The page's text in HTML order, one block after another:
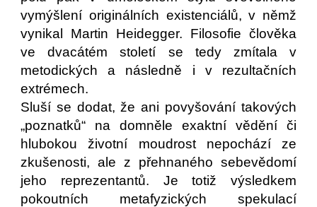
vymýšlení originálních existenciálů, v němž
vynikal Martin Heidegger. Filosofie člověka
ve dvacátém století se tedy zmítala v
metodických a následně i v rezultačních
extrémech.
Sluší se dodat, že ani povyšování takových
„poznatků“ na domněle exaktní vědění či
hlubokou životní moudrost nepochází ze
zkušenosti, ale z přehnaného sebevědomí
jeho reprezentantů. Je totiž výsledkem
pokoutních metafyzických spekulací